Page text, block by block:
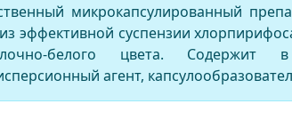
микрокапсулированный
эффективной суспензии
белого цвета. Содержит в
агент,